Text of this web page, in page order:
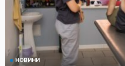
НОВИНИ